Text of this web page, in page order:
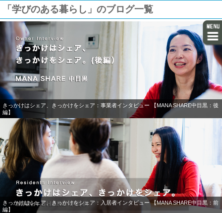
「学びのある暮らし」のブログ一覧
きっかけはシェア、きっかけをシェア：事業者インタビュー 【MANA SHARE中目黒：後
編】
きっかけはシェア、きっかけをシェア：入居者インタビュー 【MANA SHARE中目黒：前
編】